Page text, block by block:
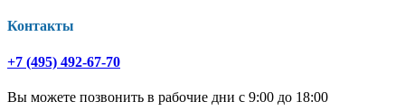
Контакты
+7 (495) 492-67-70
Вы можете позвонить в рабочие дни с 9:00 до 18:00